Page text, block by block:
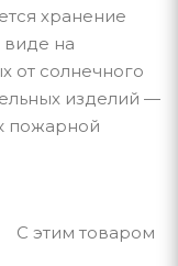
хранение
виде на
от солнечного
изделий —
пожарной
С этим товаром